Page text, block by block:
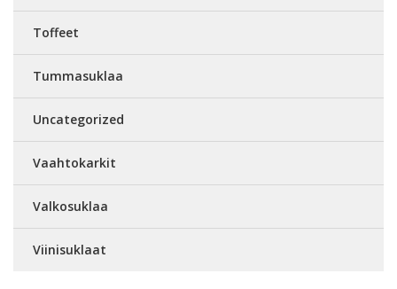
Toffeet
Tummasuklaa
Uncategorized
Vaahtokarkit
Valkosuklaa
Viinisuklaat